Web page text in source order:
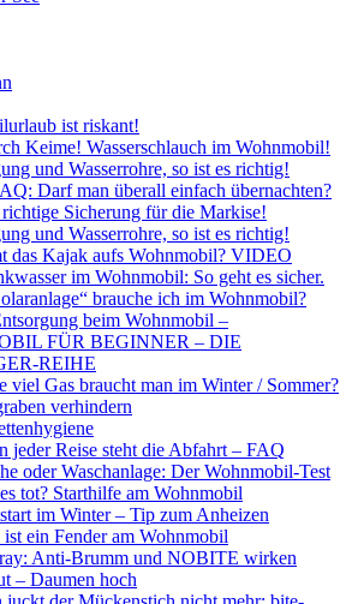
ist riskant!
Keime! Wasserschlauch im Wohnmobil!
und Wasserrohre, so ist es richtig!
Darf man überall einfach übernachten?
Sicherung für die Markise!
und Wasserrohre, so ist es richtig!
das Kajak aufs Wohnmobil? VIDEO
im Wohnmobil: So geht es sicher.
brauche ich im Wohnmobil?
beim Wohnmobil –
FÜR BEGINNER – DIE
REIHE
viel Gas braucht man im Winter / Sommer?
verhindern
jeder Reise steht die Abfahrt – FAQ
oder Waschanlage: Der Wohnmobil-Test
tot? Starthilfe am Wohnmobil
im Winter – Tip zum Anheizen
ein Fender am Wohnmobil
Anti-Brumm und NOBITE wirken
– Daumen hoch